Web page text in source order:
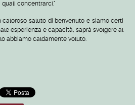
concentrarci."
caloroso saluto di benvenuto e siamo certi
esperienza e capacità, saprà svolgere al
abbiamo caldamente voluto.